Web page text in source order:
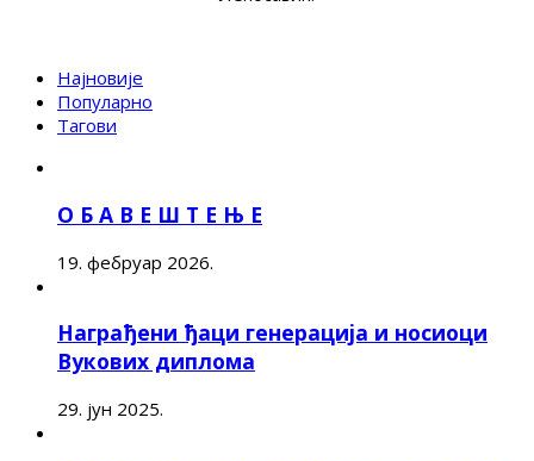
Најновије
Популарно
Тагови
О Б А В Е Ш Т Е Њ Е
19. фебруар 2026.
Награђени ђаци генерација и носиоци
Вукових диплома
29. јун 2025.